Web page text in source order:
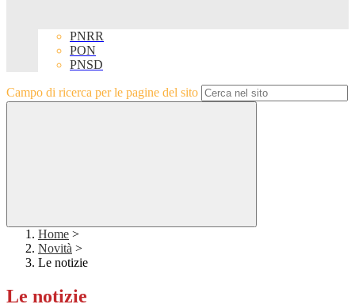
PNRR
PON
PNSD
Campo di ricerca per le pagine del sito
Home >
Novità >
Le notizie
Le notizie